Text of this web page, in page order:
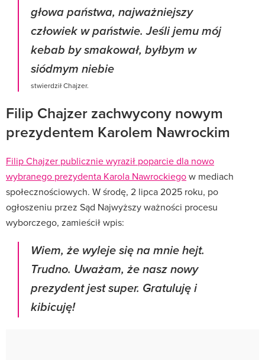
głowa państwa, najważniejszy
człowiek w państwie. Jeśli jemu mój
kebab by smakował, byłbym w
siódmym niebie
stwierdził Chajzer.
Filip Chajzer zachwycony nowym
prezydentem Karolem Nawrockim
Filip Chajzer publicznie wyraził poparcie dla nowo
wybranego prezydenta Karola Nawrockiegow mediach
społecznościowych. W środę, 2 lipca 2025 roku, po
ogłoszeniu przez Sąd Najwyższy ważności procesu
wyborczego, zamieścił wpis:
Wiem, że wyleje się na mnie hejt.
Trudno. Uważam, że nasz nowy
prezydent jest super. Gratuluję i
kibicuję!